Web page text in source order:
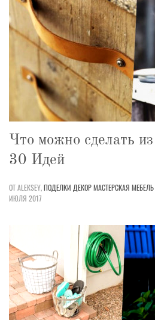
Что можно сделать
30 Идей
ОТ ALEKSEY,ПОДЕЛКИ ДЕКОРМАСТЕРСКАЯ МЕБЕЛЬ
ИЮЛЯ 2017